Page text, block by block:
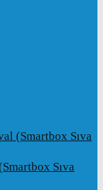
(Smartbox Sıva
Sıva